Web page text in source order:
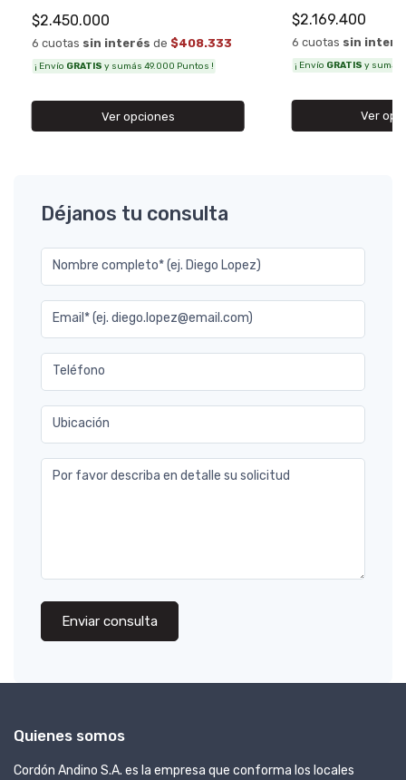
$2.450.000
6 cuotas sin interés de $408.333
¡ Envío GRATIS y sumás 49.000 Puntos !
Ver opciones
$2.169.400
6 cuotas sin
¡ Envío GRATIS y sumás
Ver
Déjanos tu consulta
Nombre completo* (ej. Diego Lopez)
Email* (ej. diego.lopez@email.com)
Teléfono
Ubicación
Por favor describa en detalle su solicitud
Enviar consulta
Quienes somos
Cordón Andino S.A. es la empresa que conforma los locales